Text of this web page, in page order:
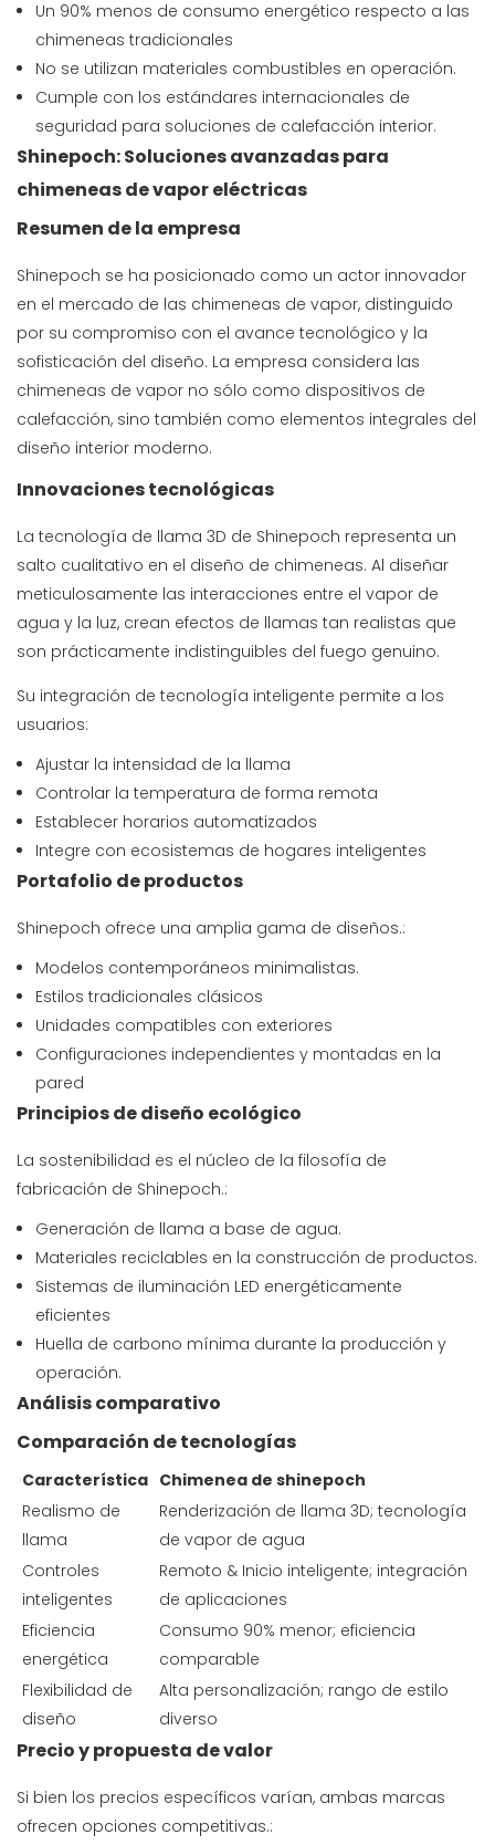
Un 90% menos de consumo energético respecto a las
chimeneas tradicionales
No se utilizan materiales combustibles en operación.
Cumple con los estándares internacionales de
seguridad para soluciones de calefacción interior.
Shinepoch: Soluciones avanzadas para
chimeneas de vapor eléctricas
Resumen de la empresa
Shinepoch se ha posicionado como un actor innovador
en el mercado de las chimeneas de vapor, distinguido
por su compromiso con el avance tecnológico y la
sofisticación del diseño. La empresa considera las
chimeneas de vapor no sólo como dispositivos de
calefacción, sino también como elementos integrales del
diseño interior moderno.
Innovaciones tecnológicas
La tecnología de llama 3D de Shinepoch representa un
salto cualitativo en el diseño de chimeneas. Al diseñar
meticulosamente las interacciones entre el vapor de
agua y la luz, crean efectos de llamas tan realistas que
son prácticamente indistinguibles del fuego genuino.
Su integración de tecnología inteligente permite a los
usuarios:
Ajustar la intensidad de la llama
Controlar la temperatura de forma remota
Establecer horarios automatizados
Integre con ecosistemas de hogares inteligentes
Portafolio de productos
Shinepoch ofrece una amplia gama de diseños.:
Modelos contemporáneos minimalistas.
Estilos tradicionales clásicos
Unidades compatibles con exteriores
Configuraciones independientes y montadas en la
pared
Principios de diseño ecológico
La sostenibilidad es el núcleo de la filosofía de
fabricación de Shinepoch.:
Generación de llama a base de agua.
Materiales reciclables en la construcción de productos.
Sistemas de iluminación LED energéticamente
eficientes
Huella de carbono mínima durante la producción y
operación.
Análisis comparativo
Comparación de tecnologías
Característica Chimenea de shinepoch
Realismo de
llama
Renderización de llama 3D; tecnología
de vapor de agua
Controles
inteligentes
Remoto & Inicio inteligente; integración
de aplicaciones
Eficiencia
energética
Consumo 90% menor; eficiencia
comparable
Flexibilidad de
diseño
Alta personalización; rango de estilo
diverso
Precio y propuesta de valor
Si bien los precios específicos varían, ambas marcas
ofrecen opciones competitivas.: